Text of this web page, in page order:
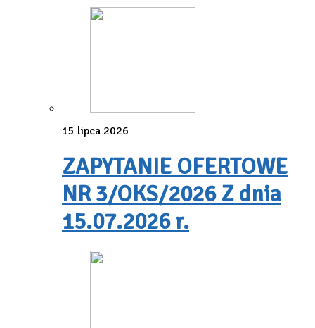
15 lipca 2026
ZAPYTANIE OFERTOWE
NR 3/OKS/2026 Z dnia
15.07.2026 r.